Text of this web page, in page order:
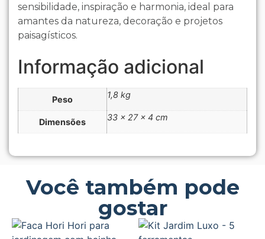
sensibilidade, inspiração e harmonia, ideal para
amantes da natureza, decoração e projetos
paisagísticos.
Informação adicional
Peso 1,8 kg
Dimensões 33 × 27 × 4 cm
Você também pode
gostar